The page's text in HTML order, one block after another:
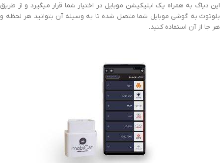
این دیاگ به همراه یک اپلیکیشن موبایل در اختیار شما قرار میگیرد و از طریق
بلوتوث به گوشی موبایل شما متصل شده تا به وسیله آن بتوانید هر لحظه و
هر جا از آن استفاده کنید.